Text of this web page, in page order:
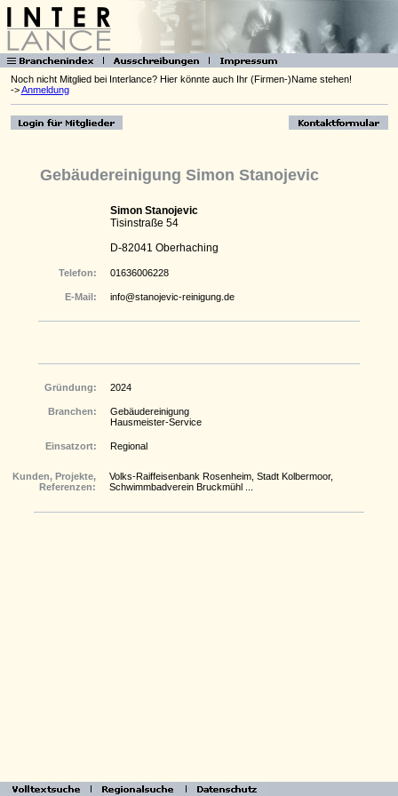
Noch nicht Mitglied bei Interlance? Hier könnte auch Ihr (Firmen-)Name stehen!
->Anmeldung
Gebäudereinigung Simon Stanojevic
Simon Stanojevic
Tisinstraße 54
D-82041 Oberhaching
Telefon: 01636006228
E-Mail: info@stanojevic-reinigung.de
Gründung: 2024
Branchen:
Gebäudereinigung
Hausmeister-Service
Einsatzort: Regional
Kunden, Projekte,
Referenzen:
Volks-Raiffeisenbank Rosenheim, Stadt Kolbermoor,
Schwimmbadverein Bruckmühl ...